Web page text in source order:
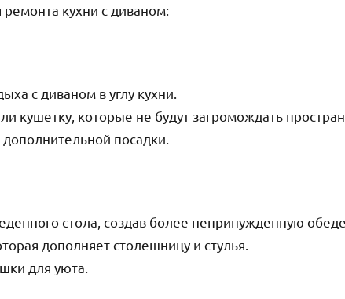
кухни с диваном:
с диваном в углу кухни.
кушетку, которые не будут загромождать
посадки.
стола, создав более непринужденную
дополняет столешницу и стулья.
для уюта.